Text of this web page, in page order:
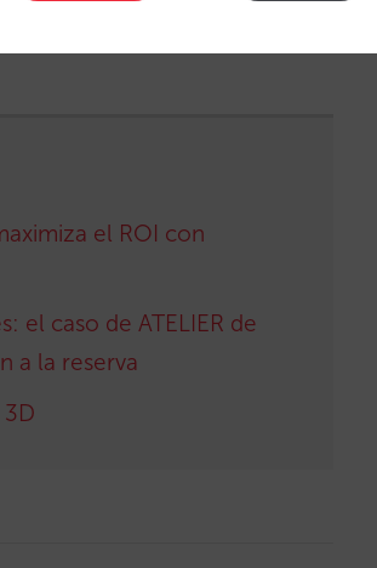
el ROI con
el caso de ATELIER de
a la reserva